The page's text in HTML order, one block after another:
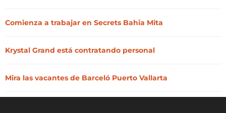
Comienza a trabajar en Secrets Bahia Mita
Krystal Grand está contratando personal
Mira las vacantes de Barceló Puerto Vallarta